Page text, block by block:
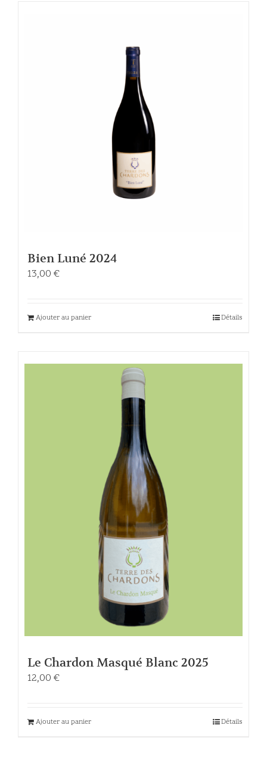
Bien Luné 2024
13,00 €
Ajouter au panier Détails
Le Chardon Masqué Blanc 2025
12,00 €
Ajouter au panier Détails